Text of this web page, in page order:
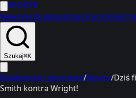
SPORT1
NewsyEkstraklasaTypyTransmisje
Szukaj⌘K
Wiadomości sportowe/Newsy/Dziś
Smith kontra Wright!